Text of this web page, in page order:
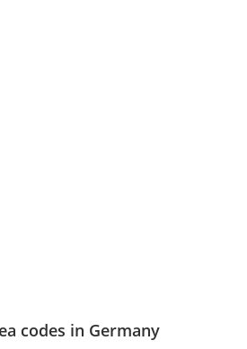
codes in Germany